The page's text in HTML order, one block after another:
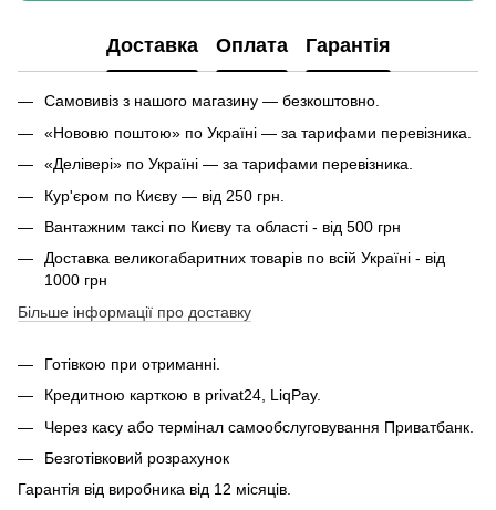
Доставка Оплата Гарантія
Самовивіз з нашого магазину — безкоштовно.
«Нововю поштою» по Україні — за тарифами перевізника.
«Делівері» по Україні — за тарифами перевізника.
Кур'єром по Києву — від 250 грн.
Вантажним таксі по Києву та області - від 500 грн
Доставка великогабаритних товарів по всій Україні - від
1000 грн
Більше інформації про доставку
Готівкою при отриманні.
Кредитною карткою в privat24, LiqPay.
Через касу або термінал самообслуговування Приватбанк.
Безготівковий розрахунок
Гарантія від виробника від 12 місяців.